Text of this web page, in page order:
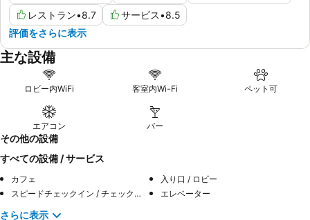
レストラン•8.7 サービス•8.5
評価をさらに表示
主な設備
ロビー内WiFi 客室内Wi-Fi ペット可
エアコン バー
その他の設備
すべての設備 / サービス
カフェ
入り口 / ロビー
スピードチェックイン / チェックアウト
エレベーター
さらに表示